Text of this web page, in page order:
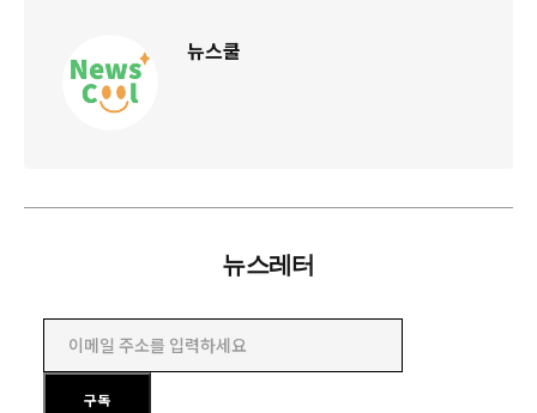
뉴스쿨
뉴스레터
구독